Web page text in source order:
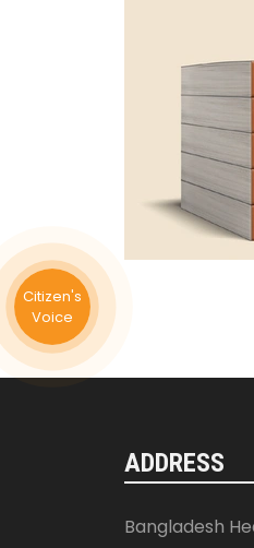
Citizen's
Voice
ADDRESS
Bangladesh